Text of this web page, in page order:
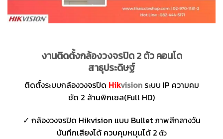
งานติดตั้งกล้องวงจรปิด 2 ตัว คอนโด
สาธุประดิษฐ์
ติดตั้งระบบกล้องวงจรปิด Hikvisionระบบ IP ความคม
ชัด 2 ล้านพิกเซล(Full HD)
✓ กล้องวงจรปิด Hikvision แบบ Bullet ภาพสีกลางวัน
บันทึกเสียงได้ ควบคุมหมุนได้ 2 ตัว